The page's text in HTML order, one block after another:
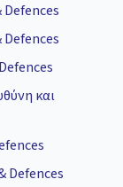
και
Defences